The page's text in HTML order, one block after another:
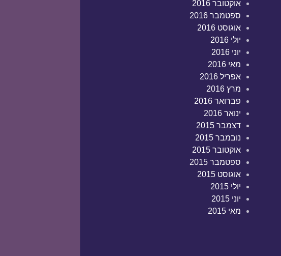
אוקטובר 2016
ספטמבר 2016
אוגוסט 2016
יולי 2016
יוני 2016
מאי 2016
אפריל 2016
מרץ 2016
פברואר 2016
ינואר 2016
דצמבר 2015
נובמבר 2015
אוקטובר 2015
ספטמבר 2015
אוגוסט 2015
יולי 2015
יוני 2015
מאי 2015